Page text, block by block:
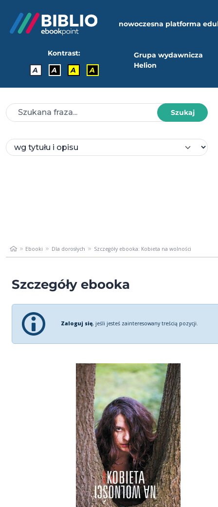
nowoczesna platforma
Kontrast:
A
A A A
Grupa wydawnicza
Helion
Szukaj
Ebooki Dla dorosłych Szczegóły ebooka: Kobieta na wolności
Szczegóły ebooka
Zaloguj się, jeśli jesteś zainteresowany treścią pozycji.